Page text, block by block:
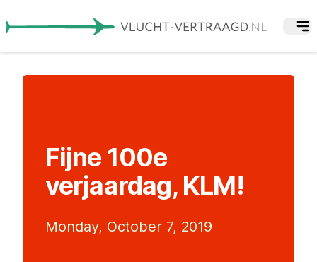
Fijne 100e
verjaardag, KLM!
Monday, October 7, 2019